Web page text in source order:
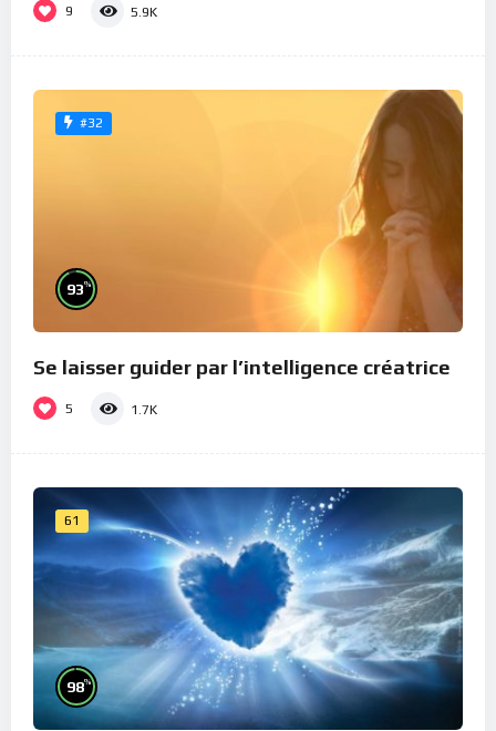
9 5.9K
#32
93%
Se laisser guider par l’intelligence créatrice
5 1.7K
61
98%